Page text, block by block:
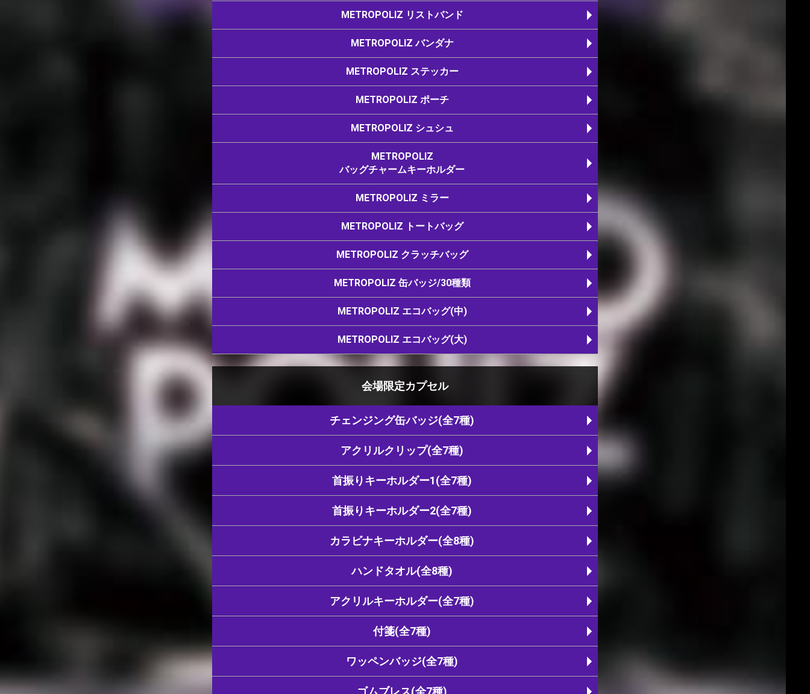
METROPOLIZ リストバンド
METROPOLIZ バンダナ
METROPOLIZ ステッカー
METROPOLIZ ポーチ
METROPOLIZ シュシュ
METROPOLIZ
バッグチャームキーホルダー
METROPOLIZ ミラー
METROPOLIZ トートバッグ
METROPOLIZ クラッチバッグ
METROPOLIZ 缶バッジ/30種類
METROPOLIZ エコバッグ(中)
METROPOLIZ エコバッグ(大)
会場限定カプセル
チェンジング缶バッジ(全7種)
アクリルクリップ(全7種)
首振りキーホルダー1(全7種)
首振りキーホルダー2(全7種)
カラビナキーホルダー(全8種)
ハンドタオル(全8種)
アクリルキーホルダー(全7種)
付箋(全7種)
ワッペンバッジ(全7種)
ゴムブレス(全7種)